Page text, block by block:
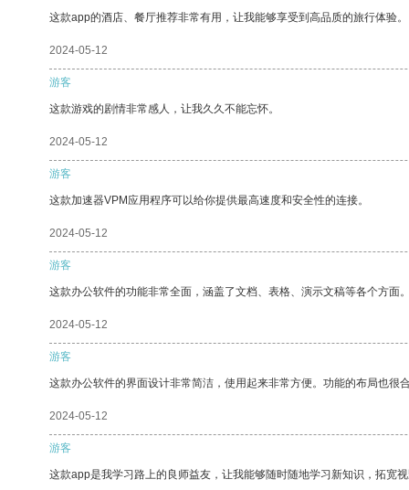
这款app的酒店、餐厅推荐非常有用，让我能够享受到高品质的旅行体验。
2024-05-12
游客
这款游戏的剧情非常感人，让我久久不能忘怀。
2024-05-12
游客
这款加速器VPM应用程序可以给你提供最高速度和安全性的连接。
2024-05-12
游客
这款办公软件的功能非常全面，涵盖了文档、表格、演示文稿等各个方面
2024-05-12
游客
这款办公软件的界面设计非常简洁，使用起来非常方便。功能的布局也很
2024-05-12
游客
这款app是我学习路上的良师益友，让我能够随时随地学习新知识，拓宽